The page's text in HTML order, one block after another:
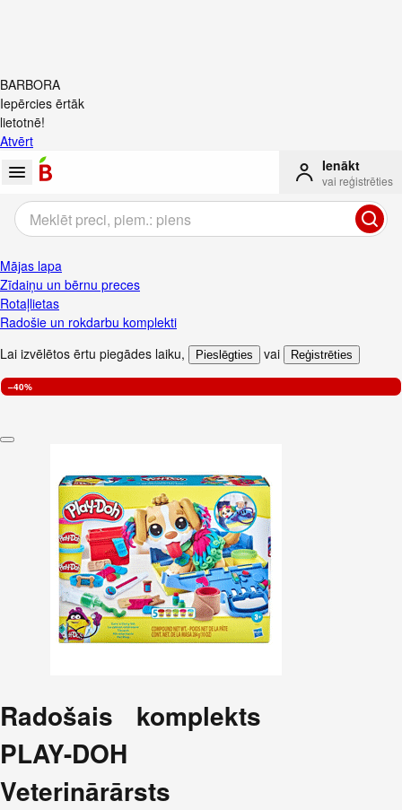
BARBORA
Iepērcies ērtāk
lietotnē!
Atvērt
Ienākt
vai reģistrēties
Mājas lapa
Zīdaiņu un bērnu preces
Rotaļlietas
Radošie un rokdarbu komplekti
Lai izvēlētos ērtu piegādes laiku, Pieslēgties vai Reģistrēties
–40%
Radošais komplekts
PLAY-DOH
Veterinārārsts